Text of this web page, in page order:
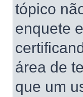
tópico
enquete
área de
que um